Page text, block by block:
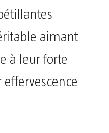
aimant
à leur forte